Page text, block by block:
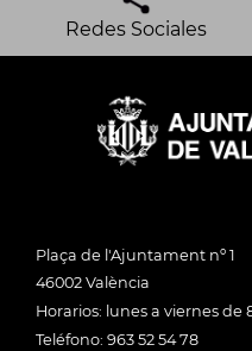
Redes Sociales
Plaça de l'Ajuntament nº 1
46002 València
Horarios: lunes a viernes de
Teléfono: 963 52 54 78